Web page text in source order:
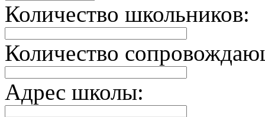
Количество школьников:
Количество
Адрес школы: